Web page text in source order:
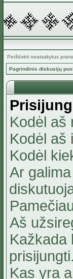
Peržiūrėti neatsakytus
Pagrindinis diskusijų
Kodėl aš
Kodėl aš
Kodėl
Ar
Aš
Kažkada
Kas yra